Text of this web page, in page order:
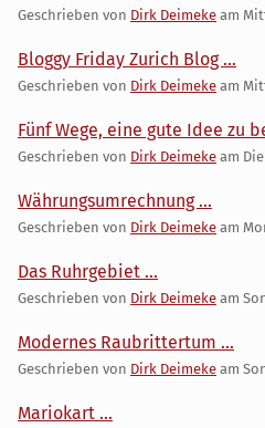
Geschrieben von Dirk Deimeke am
Bloggy Friday Zurich Blog ...
Geschrieben von Dirk Deimeke am
Fünf Wege, eine gute Idee zu
Geschrieben von Dirk Deimeke am
Währungsumrechnung ...
Geschrieben von Dirk Deimeke am
Das Ruhrgebiet ...
Geschrieben von Dirk Deimeke am
Modernes Raubrittertum ...
Geschrieben von Dirk Deimeke am
Mariokart ...